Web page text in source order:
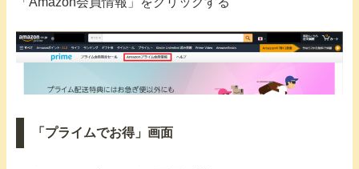
「プライムでお得」画面